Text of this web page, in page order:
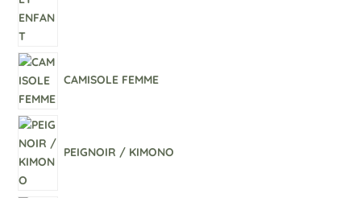
CAMISOLE FEMME
PEIGNOIR / KIMONO